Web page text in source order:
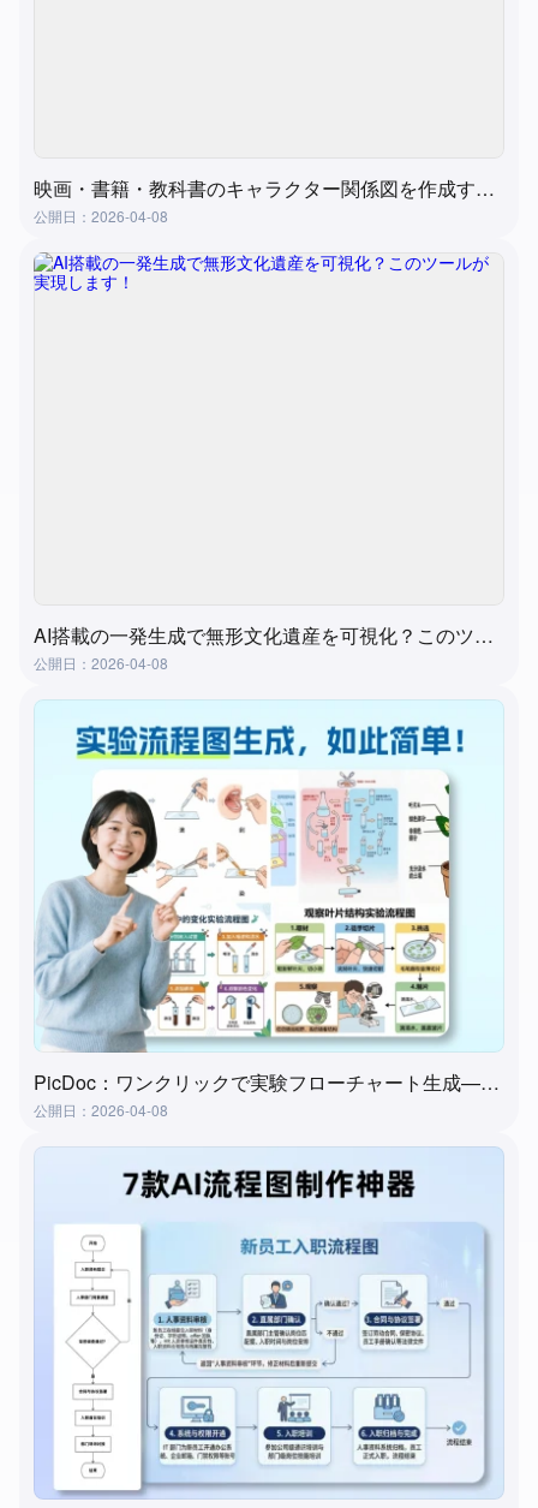
映画・書籍・教科書のキャラクター関係図を作成する方法？超実用的で簡単な方法
公開日：2026-04-08
AI搭載の一発生成で無形文化遺産を可視化？このツールが実現します！
公開日：2026-04-08
PicDoc：ワンクリックで実験フローチャート生成—実験授業準備の究極ツール
公開日：2026-04-08